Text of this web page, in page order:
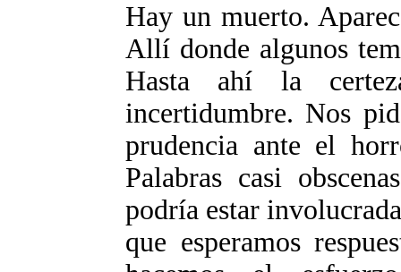
Hay un muerto.
Allí donde algunos
Hasta ahí la
incertidumbre. Nos
prudencia ante el
Palabras casi
podría estar
que esperamos